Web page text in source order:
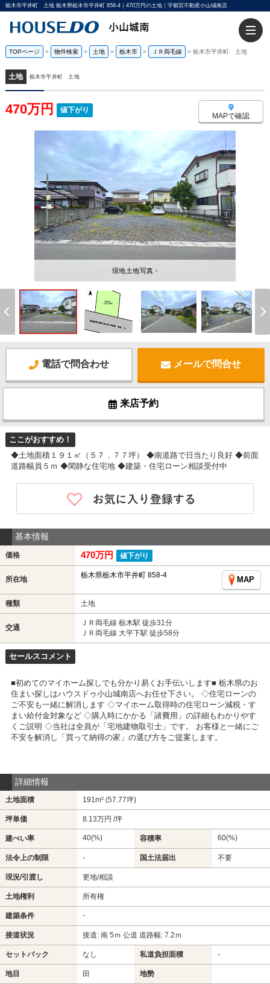
栃木市平井町 土地 栃木県栃木市平井町 858-4｜470万円の土地｜宇都宮不動産小山城南店
TOPページ > 物件検索 > 土地 > 栃木市 > ＪＲ両毛線 > 栃木市平井町 土地
土地 栃木市平井町 土地
470万円 値下がり
MAPで確認
現地土地写真 -
電話で問合わせ メールで問合せ
来店予約
ここがおすすめ！
◆土地面積１９１㎡（５７．７７坪） ◆南道路で日当たり良好 ◆前面
道路幅員５ｍ ◆閑静な住宅地 ◆建築・住宅ローン相談受付中
基本情報
価格 470万円 値下がり
所在地 栃木県栃木市平井町 858-4
MAP
種類 土地
交通
ＪＲ両毛線 栃木駅 徒歩31分
ＪＲ両毛線 大平下駅 徒歩58分
セールスコメント
■初めてのマイホーム探しでも分かり易くお手伝いします■ 栃木県のお
住まい探しはハウスドゥ小山城南店へお任せ下さい。 ◇住宅ローンの
ご不安も一緒に解消します ◇マイホーム取得時の住宅ローン減税・す
まい給付金対象など ◇購入時にかかる「諸費用」の詳細もわかりやす
くご説明 ◇当社は全員が「宅地建物取引士」です。 お客様と一緒にご
不安を解消し「買って納得の家」の選び方をご提案します。
詳細情報
土地面積 191m² (57.77坪)
坪単価 8.13万円 /坪
建ぺい率 40(%) 容積率 60(%)
法令上の制限 - 国土法届出 不要
現況/引渡し 更地/相談
土地権利 所有権
建築条件 -
接道状況 接道: 南 5ｍ 公道 道路幅: 7.2ｍ
セットバック なし 私道負担面積 -
地目 田 地勢